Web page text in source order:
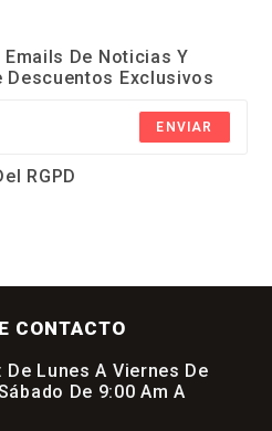
De Noticias Y
Descuentos Exclusivos
ENVIAR
RGPD
CONTACTO
Lunes A Viernes De
De 9:00 Am A